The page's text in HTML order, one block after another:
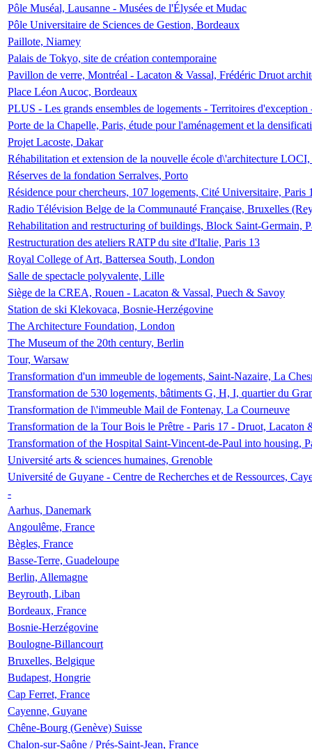
Pôle Muséal, Lausanne - Musées de l'Élysée et Mudac
Pôle Universitaire de Sciences de Gestion, Bordeaux
Paillote, Niamey
Palais de Tokyo, site de création contemporaine
Pavillon de verre, Montréal - Lacaton & Vassal, Frédéric Druot
Place Léon Aucoc, Bordeaux
PLUS - Les grands ensembles de logements - Territoires
Porte de la Chapelle, Paris, étude pour l'aménagement et la
Projet Lacoste, Dakar
Réhabilitation et extension de la nouvelle école d\'architecture
Réserves de la fondation Serralves, Porto
Résidence pour chercheurs, 107 logements, Cité Universitaire, Paris
Radio Télévision Belge de la Communauté Française, Bruxelles
Rehabilitation and restructuring of buildings, Block Saint-Germain,
Restructuration des ateliers RATP du site d'Italie, Paris 13
Royal College of Art, Battersea South, London
Salle de spectacle polyvalente, Lille
Siège de la CREA, Rouen - Lacaton & Vassal, Puech & Savoy
Station de ski Klekovaca, Bosnie-Herzégovine
The Architecture Foundation, London
The Museum of the 20th century, Berlin
Tour, Warsaw
Transformation d'un immeuble de logements, Saint-Nazaire, La
Transformation de 530 logements, bâtiments G, H, I, quartier du
Transformation de l\'immeuble Mail de Fontenay, La Courneuve
Transformation de la Tour Bois le Prêtre - Paris 17 - Druot, Lacaton
Transformation of the Hospital Saint-Vincent-de-Paul into housing,
Université arts & sciences humaines, Grenoble
Université de Guyane - Centre de Recherches et de Ressources,
-
Aarhus, Danemark
Angoulême, France
Bègles, France
Basse-Terre, Guadeloupe
Berlin, Allemagne
Beyrouth, Liban
Bordeaux, France
Bosnie-Herzégovine
Boulogne-Billancourt
Bruxelles, Belgique
Budapest, Hongrie
Cap Ferret, France
Cayenne, Guyane
Chêne-Bourg (Genève) Suisse
Chalon-sur-Saône / Prés-Saint-Jean, France